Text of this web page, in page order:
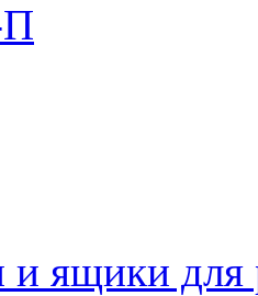
П
ящики для